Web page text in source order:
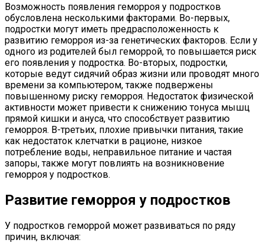
Возможность появления геморроя у подростков
обусловлена несколькими факторами. Во-первых,
подростки могут иметь предрасположенность к
развитию геморроя из-за генетических факторов. Если у
одного из родителей был геморрой, то повышается риск
его появления у подростка. Во-вторых, подростки,
которые ведут сидячий образ жизни или проводят много
времени за компьютером, также подвержены
повышенному риску геморроя. Недостаток физической
активности может привести к снижению тонуса мышц
прямой кишки и ануса, что способствует развитию
геморроя. В-третьих, плохие привычки питания, такие
как недостаток клетчатки в рационе, низкое
потребление воды, неправильное питание и частая
запоры, также могут повлиять на возникновение
геморроя у подростков.
Развитие геморроя у подростков
У подростков геморрой может развиваться по ряду
причин, включая: